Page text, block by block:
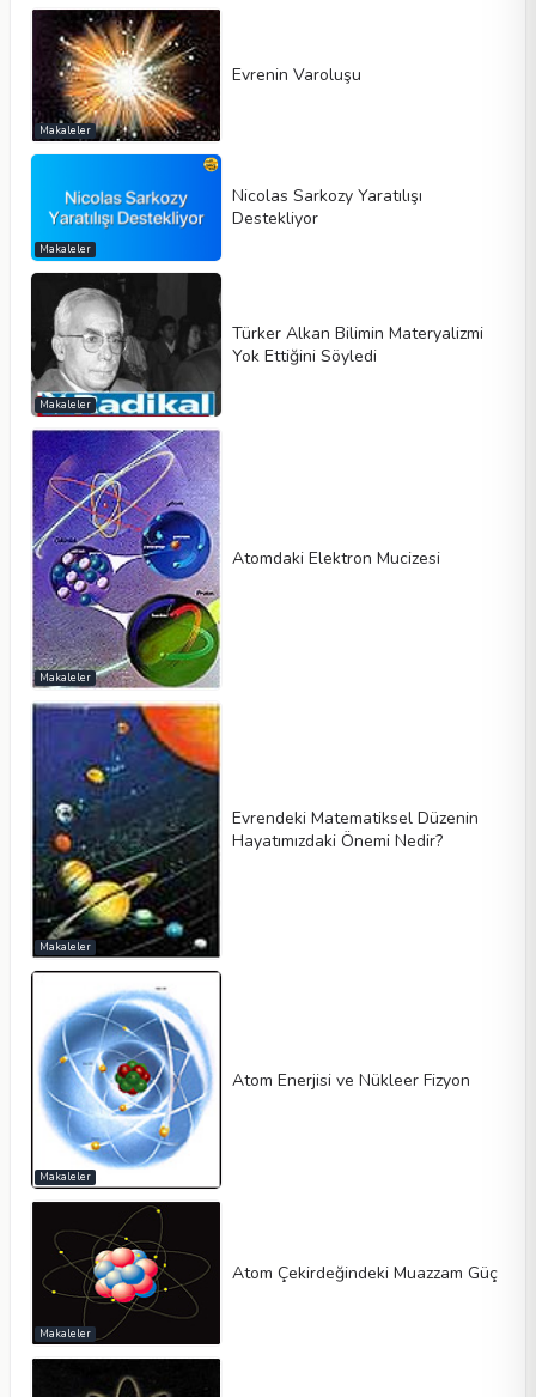
Makaleler
Evrenin Varoluşu
Makaleler
Nicolas Sarkozy Yaratılışı
Destekliyor
Makaleler
Türker Alkan Bilimin Materyalizmi
Yok Ettiğini Söyledi
Makaleler
Atomdaki Elektron Mucizesi
Makaleler
Evrendeki Matematiksel Düzenin
Hayatımızdaki Önemi Nedir?
Makaleler
Atom Enerjisi ve Nükleer Fizyon
Makaleler
Atom Çekirdeğindeki Muazzam Güç